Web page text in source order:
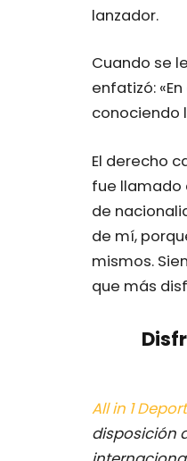
lanzador.
Cuando se
enfatizó:
conociendo
El derecho
fue llamado
de
de mí,
mismos.
que más
All in 1
disposición